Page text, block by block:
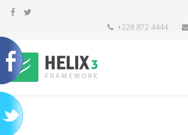
+228 872 4444